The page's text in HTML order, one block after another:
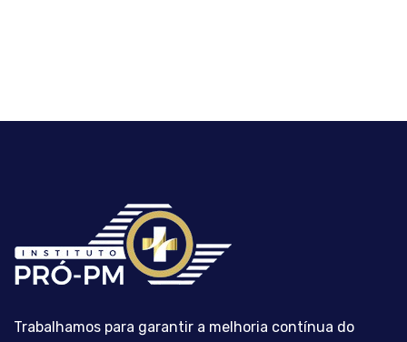
Trabalhamos para garantir a melhoria contínua do